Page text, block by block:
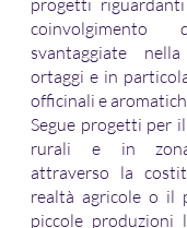
coinvolgimento
svantaggiate
ortaggi e in
officinali e
Segue progetti per
rurali e in zona
attraverso la
realtà agricole o il
piccole produzioni